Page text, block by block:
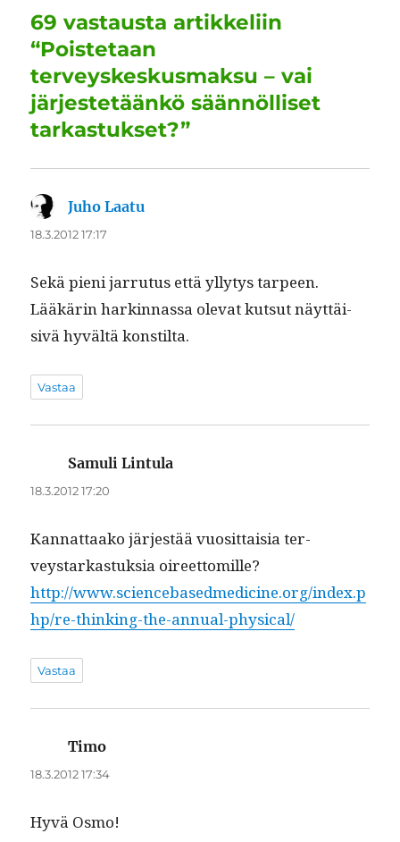
o
o
k
I
n
p
p
a
m
69 vastausta artikkeliin
“Poistetaan
terveyskeskusmaksu – vai
järjestetäänkö säännölliset
tarkastukset?”
Juho Laatu
18.3.2012 17:17
Sekä pieni jar­ru­tus että ylly­tys tarpeen.
Lääkärin harkin­nas­sa ole­vat kut­sut näyt­täi­
sivä hyvältä konstilta.
Vastaa
Samuli Lintula
18.3.2012 17:20
Kan­nat­taako jär­jestää vuosit­taisia ter­
veystarkas­tuk­sia oireet­tomille?
http://www.sciencebasedmedicine.org/index.p
hp/re-thinking-the-annual-physical/
Vastaa
Timo
18.3.2012 17:34
Hyvä Osmo!